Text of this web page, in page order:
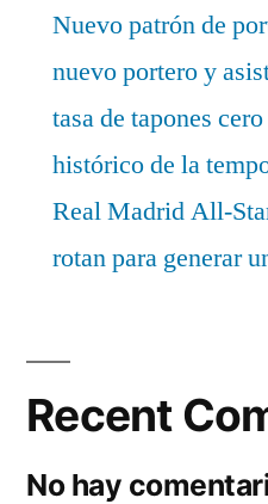
Nuevo patrón de
nuevo portero y
tasa de tapones
histórico de la
Real Madrid All-
rotan para generar
Recent
No hay